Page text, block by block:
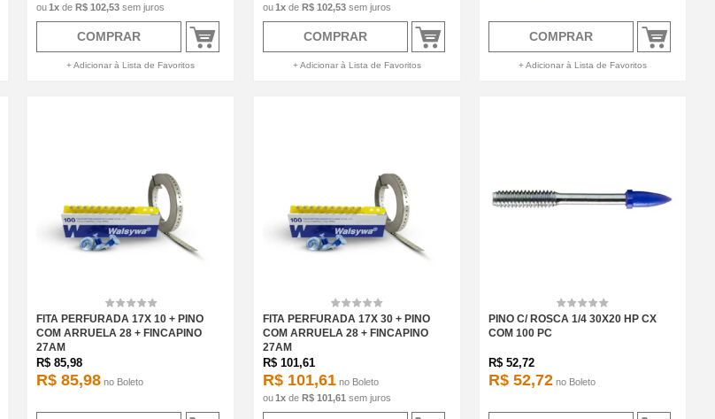
1x de R$ 102,53 sem juros
COMPRAR
+ Adicionar à Lista de Favoritos
1x de R$ 102,53 sem juros
COMPRAR
+ Adicionar à Lista de Favoritos
COMPRAR
+ Adicionar à Lista de Favoritos
FITA PERFURADA 17X 10 + PINO
COM ARRUELA 28 + FINCAPINO
27AM
R$ 85,98
R$ 85,98 no Boleto
FITA PERFURADA 17X 30 + PINO
COM ARRUELA 28 + FINCAPINO
27AM
R$ 101,61
R$ 101,61 no Boleto
1 x de R$ 101,61 sem juros
PINO C/ ROSCA 1/4 30X20 HP CX
COM 100 PC
R$ 52,72
R$ 52,72 no Boleto